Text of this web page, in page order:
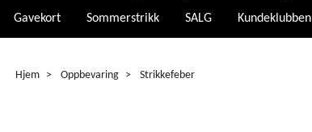
Gavekort Sommerstrikk SALG Kundeklubben
Hjem Oppbevaring Strikkefeber